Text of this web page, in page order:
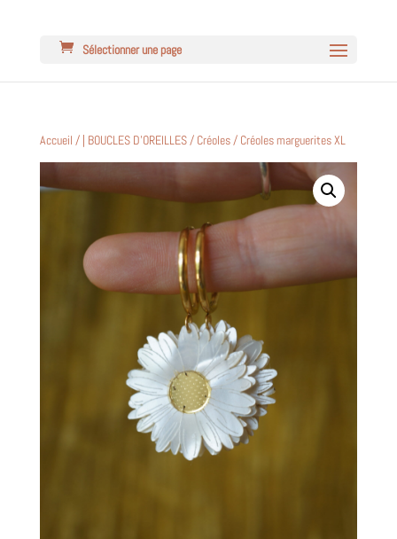
Sélectionner une page
Accueil / | BOUCLES D'OREILLES/ Créoles/ Créoles marguerites XL